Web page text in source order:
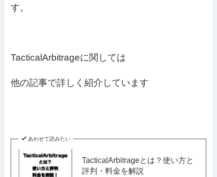
す。
TacticalArbitrageに関しては
他の記事で詳しく紹介しています
あわせて読みたい
TacticalArbitrageとは？使い方と
評判・料金を解説